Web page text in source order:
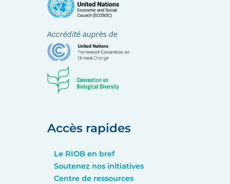
Accrédité auprès de
Accès rapides
Le RIOB en bref
Soutenez nos initiatives
Centre de ressources